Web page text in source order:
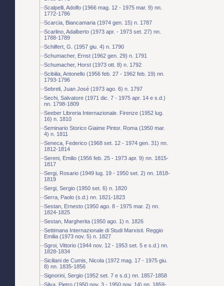
Scalpelli, Adolfo (1966 mag. 12 - 1975 mar. 9) nn.
1772-1786
Scarcia, Biancamaria (1974 gen. 15) n. 1787
Scarlino, Adalberto (1973 apr. - 1973 set. 27) nn.
1788-1789
Schilfert, G. (1957 giu. 4) n. 1790
Schumacher, Ernst (1962 gen. 29) n. 1791
Schumacher, Horst (1973 ott. 8) n. 1792
Scibilia, Antonello (1956 feb. 27 - 1962 feb. 19) nn.
1793-1796
Sebreli, Juan José (1973 ago. 6) n. 1797
Sechi, Salvatore (1971 dic. 7 - 1975 apr. 14 e s.d.)
nn. 1798-1809
Seeber Libreria Internazionale. Firenze (1952 lug.
16) n. 1810
Seminario Storico Giaime Pintor. Roma (1950 mar.
4) n. 1811
Seneca, Federico (1968 set. 12 - 1974 gen. 31) nn.
1812-1814
Sereni, Emilio (1956 feb. 25 - 1973 apr. 9) nn. 1815-
1817
Sergi, Rosario (1949 lug. 19 - 1950 set. 2) nn. 1818-
1819
Sergi, Sergio (1950 set. 6) n. 1820
Serra, Paolo (s.d.) nn. 1821-1823
Sestan, Ernesto (1950 ago. 8 - 1975 mar. 2) nn.
1824-1825
Sestan, Margherita (1950 ago. 1) n. 1826
Settimana Internazionale di Studi Marxisti. Reggio
Emilia (1973 nov. 5) n. 1827
Sgroi, Vittorio (1944 nov. 12 - 1953 set. 5 e s.d.) nn.
1828-1834
Siciliani de Cumis, Nicola (1972 mag. 17 - 1975 giu.
8) nn. 1835-1856
Signorini, Sergio (1952 set. 7 e s.d.) nn. 1857-1858
Silva, Pietro (1950 nov. 3 - 1950 nov. 14) nn. 1859-